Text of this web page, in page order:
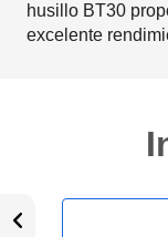
husillo BT30
excelente